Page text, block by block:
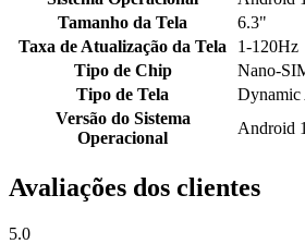
Tamanho da Tela
6.3"
Taxa de Atualização da Tela
1-120Hz
Tipo de Chip
Nano-
Tipo de Tela
Versão do Sistema
Operacional
Android
Avaliações dos clientes
5.0